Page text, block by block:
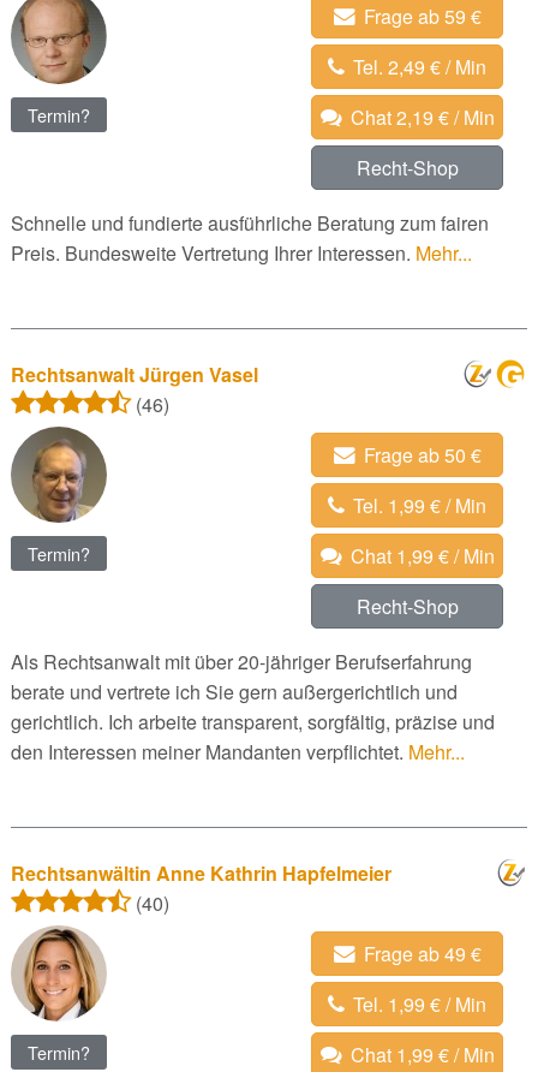
Termin?
Frage ab 59 €
Tel. 2,49 € / Min
Chat 2,19 € / Min
Recht-Shop
Schnelle und fundierte ausführliche Beratung zum fairen
Preis. Bundesweite Vertretung Ihrer Interessen. Mehr...
Rechtsanwalt Jürgen Vasel
(46)
Termin?
Frage ab 50 €
Tel. 1,99 € / Min
Chat 1,99 € / Min
Recht-Shop
Als Rechtsanwalt mit über 20-jähriger Berufserfahrung
berate und vertrete ich Sie gern außergerichtlich und
gerichtlich. Ich arbeite transparent, sorgfältig, präzise und
den Interessen meiner Mandanten verpflichtet. Mehr...
Rechtsanwältin Anne Kathrin Hapfelmeier
(40)
Termin?
Frage ab 49 €
Tel. 1,99 € / Min
Chat 1,99 € / Min